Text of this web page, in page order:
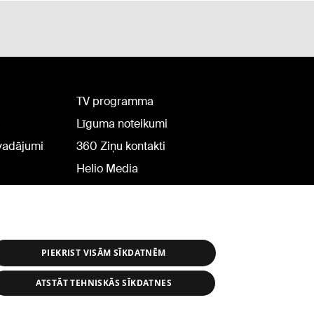
TV programma
Līguma noteikumi
360 Ziņu kontakti
Helio Media
PIEKRIST VISĀM SĪKDATNĒM
ATSTĀT TEHNISKĀS SĪKDATNES